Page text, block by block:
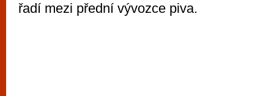
řadí mezi přední vývozce piva.